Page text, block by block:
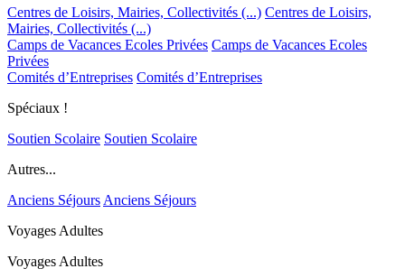
Centres de Loisirs, Mairies, Collectivités (...) Centres de Loisirs,
Mairies, Collectivités (...)
Camps de Vacances Ecoles Privées Camps de Vacances Ecoles
Privées
Comités d’Entreprises Comités d’Entreprises
Spéciaux !
Soutien Scolaire Soutien Scolaire
Autres...
Anciens Séjours Anciens Séjours
Voyages Adultes
Voyages Adultes